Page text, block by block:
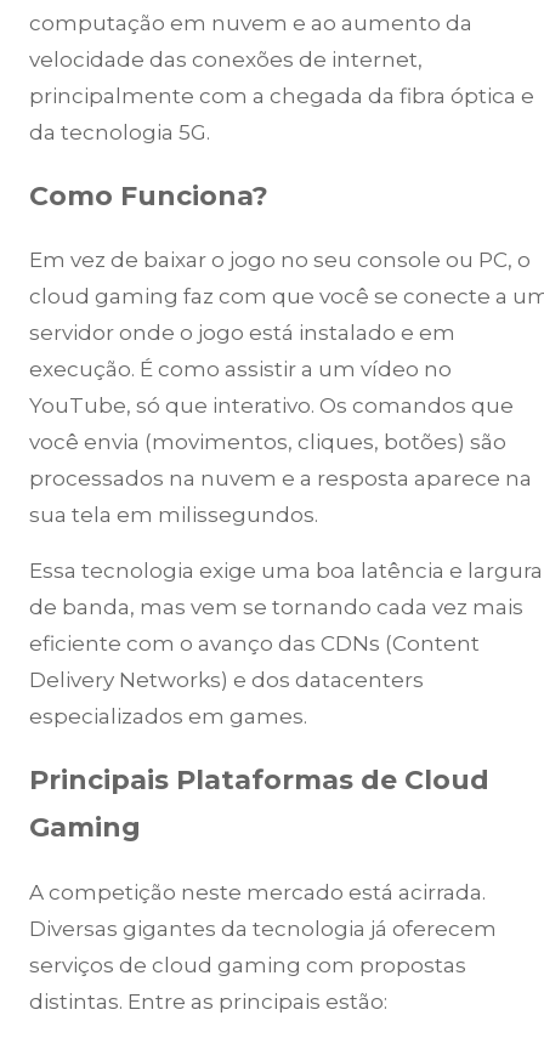
computação em nuvem e ao aumento da
velocidade das conexões de internet,
principalmente com a chegada da fibra óptica e
da tecnologia 5G.
Como Funciona?
Em vez de baixar o jogo no seu console ou PC, o
cloud gaming faz com que você se conecte a
servidor onde o jogo está instalado e em
execução. É como assistir a um vídeo no
YouTube, só que interativo. Os comandos que
você envia (movimentos, cliques, botões) são
processados na nuvem e a resposta aparece na
sua tela em milissegundos.
Essa tecnologia exige uma boa latência e largura
de banda, mas vem se tornando cada vez mais
eficiente com o avanço das CDNs (Content
Delivery Networks) e dos datacenters
especializados em games.
Principais Plataformas de Cloud
Gaming
A competição neste mercado está acirrada.
Diversas gigantes da tecnologia já oferecem
serviços de cloud gaming com propostas
distintas. Entre as principais estão: